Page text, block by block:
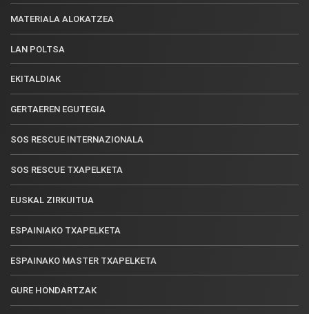
MATERIALA ALOKATZEA
LAN POLTSA
EKITALDIAK
GERTAEREN EGUTEGIA
SOS RESCUE INTERNAZIONALA
SOS RESCUE TXAPELKETA
EUSKAL ZIRKUITUA
ESPAINIAKO TXAPELKETA
ESPAINAKO MASTER TXAPELKETA
GURE HONDARTZAK